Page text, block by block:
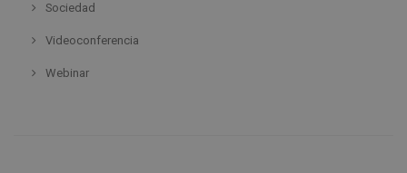
Sociedad
Videoconferencia
Webinar